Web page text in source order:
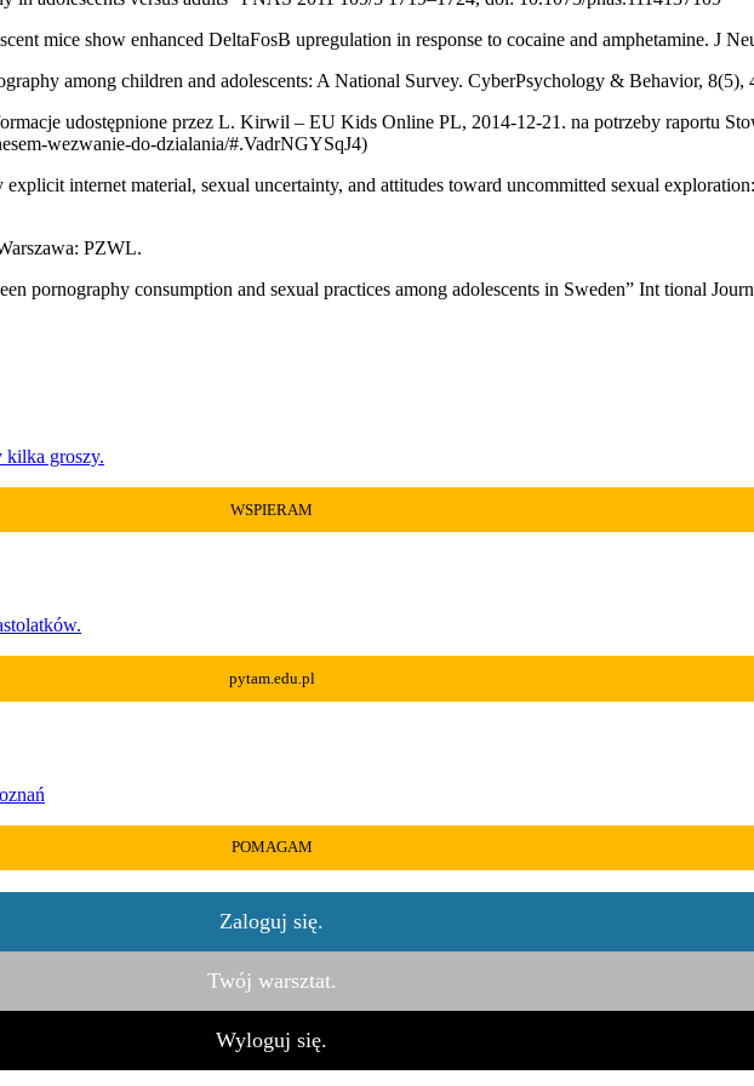
mice show enhanced DeltaFosB upregulation in response to cocaine and amphetamine. J
among children and adolescents: A National Survey. CyberPsychology & Behavior, 8(5),
udostępnione przez L. Kirwil – EU Kids Online PL, 2014-12-21. na potrzeby raportu
wezwanie-do-dzialania/#.VadrNGYSqJ4)
internet material, sexual uncertainty, and attitudes toward uncommitted sexual
PZWL.
pornography consumption and sexual practices among adolescents in Sweden” Int tional
kilka groszy.
WSPIERAM
pytam.edu.pl
POMAGAM
Zaloguj się.
Twój warsztat.
Wyloguj się.